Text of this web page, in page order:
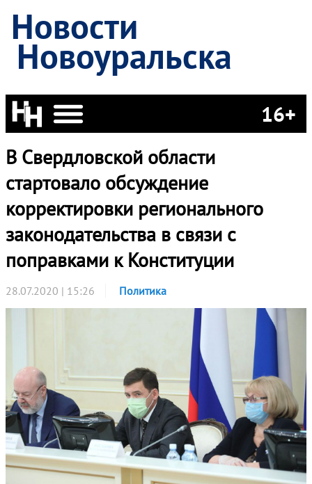
Новости
Новоуральска
16+
В Свердловской области
стартовало обсуждение
корректировки регионального
законодательства в связи с
поправками к Конституции
28.07.2020 | 15:26 Политика